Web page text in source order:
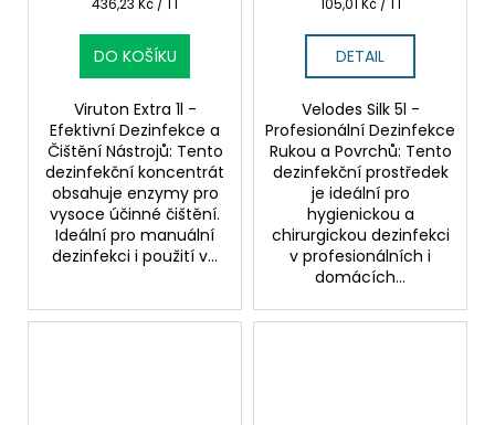
436,23 Kč / 1 l
DO KOŠÍKU
Viruton Extra 1l -
Efektivní Dezinfekce a
Čištění Nástrojů: Tento
dezinfekční koncentrát
obsahuje enzymy pro
vysoce účinné čištění.
Ideální pro manuální
dezinfekci i použití v...
105,01 Kč / 1 l
DETAIL
Velodes Silk 5l -
Profesionální Dezinfekce
Rukou a Povrchů: Tento
dezinfekční prostředek
je ideální pro
hygienickou a
chirurgickou dezinfekci
v profesionálních i
domácích...